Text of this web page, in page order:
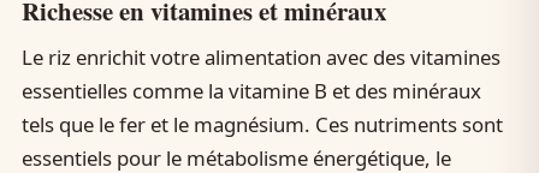
Richesse en vitamines et minéraux
Le riz enrichit votre alimentation avec des vitamines
essentielles comme la vitamine B et des minéraux
tels que le fer et le magnésium. Ces nutriments sont
essentiels pour le métabolisme énergétique, le